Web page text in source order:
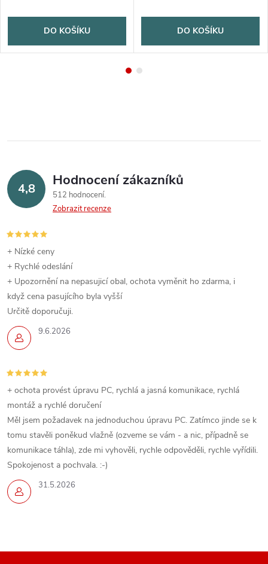
DO KOŠÍKU DO KOŠÍKU
4,8 Hodnocení zákazníků
512 hodnocení
Zobrazit recenze
9.6.2026
+ Nízké ceny
+ Rychlé odeslání
+ Upozornění na nepasujicí obal, ochota vyměnit ho zdarma, i
když cena pasujícího byla vyšší
Určitě doporučuji.
31.5.2026
+ ochota provést úpravu PC, rychlá a jasná komunikace, rychlá
montáž a rychlé doručení
Měl jsem požadavek na jednoduchou úpravu PC. Zatímco jinde se k
tomu stavěli poněkud vlažně (ozveme se vám - a nic, případně se
komunikace táhla), zde mi vyhověli, rychle odpověděli, rychle vyřídili.
Spokojenost a pochvala. :-)